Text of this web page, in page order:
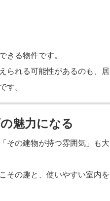
きる物件です。
られる可能性があるのも、居
す。
魅力になる
その建物が持つ雰囲気」も大
その趣と、使いやすい室内を